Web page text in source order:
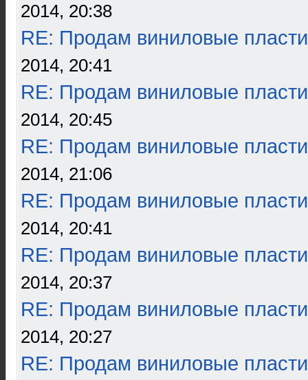
2014, 20:38
RE: Продам виниловые
2014, 20:41
RE: Продам виниловые
2014, 20:45
RE: Продам виниловые
2014, 21:06
RE: Продам виниловые
2014, 20:41
RE: Продам виниловые
2014, 20:37
RE: Продам виниловые
2014, 20:27
RE: Продам виниловые